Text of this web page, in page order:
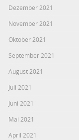
Dezember 2021
November 2021
Oktober 2021
September 2021
August 2021
Juli 2021
Juni 2021
Mai 2021
April 2021